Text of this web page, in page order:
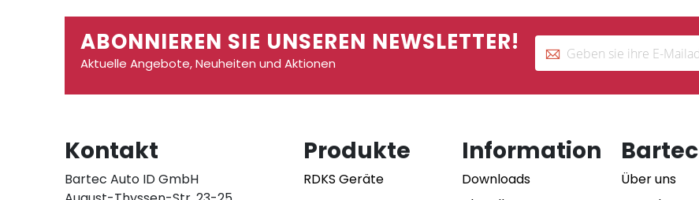
ABONNIEREN SIE UNSEREN NEWSLETTER!
Aktuelle Angebote, Neuheiten und Aktionen
Kontakt
Bartec Auto ID GmbH
Produkte
RDKS Geräte
Information
Downloads
Bartec
Über uns